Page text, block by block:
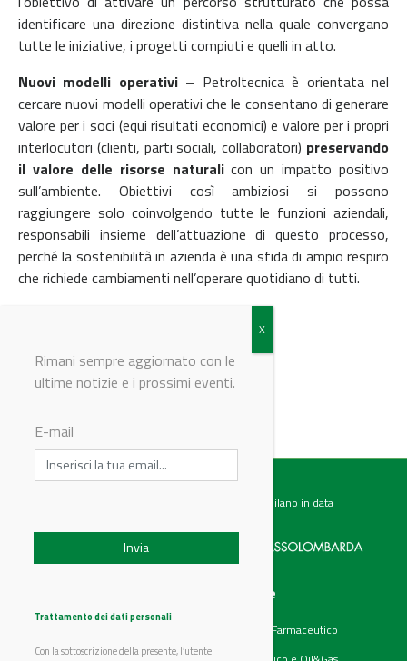
identificare una direzione distintiva nella quale convergano
tutte le iniziative, i progetti compiuti e quelli in atto.
Nuovi modelli operativi– Petroltecnica è orientata nel
cercare nuovi modelli operativi che le consentano di generare
valore per i soci (equi risultati economici) e valore per i propri
interlocutori (clienti, parti sociali, collaboratori) preservando
il valore delle risorse naturalicon un impatto positivo
sull’ambiente. Obiettivi così ambiziosi si possono
raggiungere solo coinvolgendo tutte le funzioni aziendali,
responsabili insieme dell’attuazione di questo processo,
perché la sostenibilità in azienda è una sfida di ampio respiro
che richiede cambiamenti nell’operare quotidiano di tutti.
Testata giornalistica registrata presso il Tribunale di Milano in data
Chi siamo
Prodotti
Categorie
Chimico e Farmaceutico
Rimani sempre aggiornato con le
ultime notizie e i prossimi eventi.
E-mail
Trattamento dei dati personali
Con la sottoscrizione della presente, l’utente